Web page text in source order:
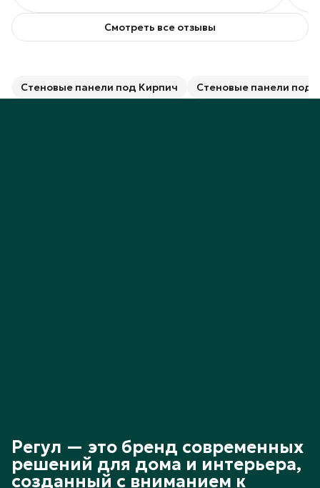
Смотреть все отзывы
Стеновые панели под Кирпич Стеновые панели под
Регул — это бренд современных
решений для дома и интерьера,
созданный с вниманием к